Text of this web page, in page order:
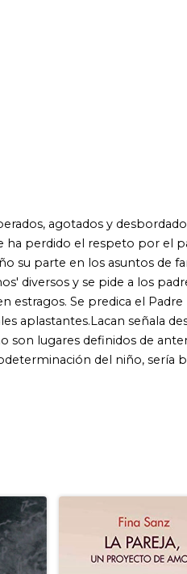
por el padre?
a los padres
el Padre
señala desde
de antemano.
sería borrar el